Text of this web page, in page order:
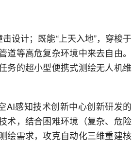
设计；既能“上天入地”，穿梭于
等高危复杂环境中来去自由。
务的超小型便携式测绘无人机维
感知技术创新中心创新研发的
术，结合困难环境（复杂、危险
绘需求，攻克自动化三维重建核